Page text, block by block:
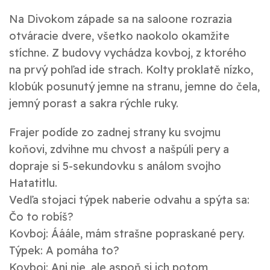
Na Divokom západe sa na saloone rozrazia
otváracie dvere, všetko naokolo okamžite
stíchne. Z budovy vychádza kovboj, z ktorého
na prvý pohľad ide strach. Kolty proklatě nízko,
klobúk posunutý jemne na stranu, jemne do čela,
jemný porast a sakra rýchle ruky.
Frajer podíde zo zadnej strany ku svojmu
koňovi, zdvihne mu chvost a našpúli pery a
dopraje si 5-sekundovku s análom svojho
Hatatitlu.
Vedľa stojaci týpek naberie odvahu a spýta sa:
Čo to robíš?
Kovboj: Ááále, mám strašne popraskané pery.
Týpek: A pomáha to?